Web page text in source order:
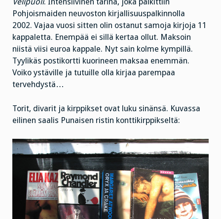
Pohjoismaiden neuvoston kirjallisuuspalkinnolla
2002. Vajaa vuosi sitten olin ostanut samoja kirjoja 11
kappaletta. Enempää ei sillä kertaa ollut. Maksoin
niistä viisi euroa kappale. Nyt sain kolme kympillä.
Tyylikäs postikortti kuorineen maksaa enemmän.
Voiko ystäville ja tutuille olla kirjaa parempaa
tervehdystä…
Torit, divarit ja kirppikset ovat luku sinänsä. Kuvassa
eilinen saalis Punaisen ristin konttikirppikseltä: